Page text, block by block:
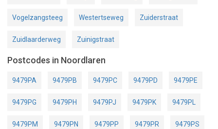
Vogelzangsteeg Westertseweg Zuiderstraat
Zuidlaarderweg Zuinigstraat
Postcodes in Noordlaren
9479PA 9479PB 9479PC 9479PD 9479PE
9479PG 9479PH 9479PJ 9479PK 9479PL
9479PM 9479PN 9479PP 9479PR 9479PS